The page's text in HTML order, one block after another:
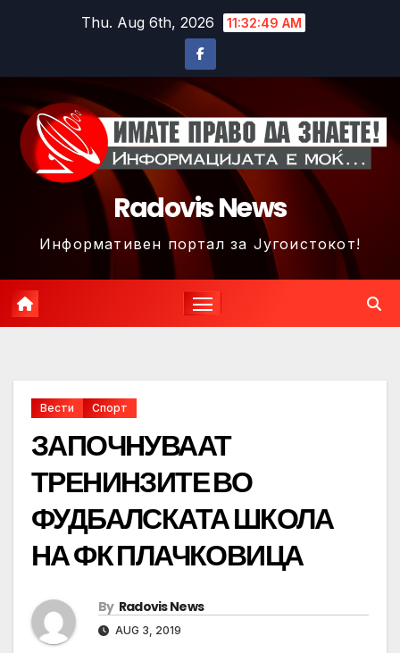
Thu. Aug 6th, 2026 11:32:52 AM
Radovis News
Информативен портал за Југоистокот!
Вести Спорт
ЗАПОЧНУВААТ
ТРЕНИНЗИТЕ ВО
ФУДБАЛСКАТА ШКОЛА
НА ФК ПЛАЧКОВИЦА
By Radovis News
AUG 3, 2019